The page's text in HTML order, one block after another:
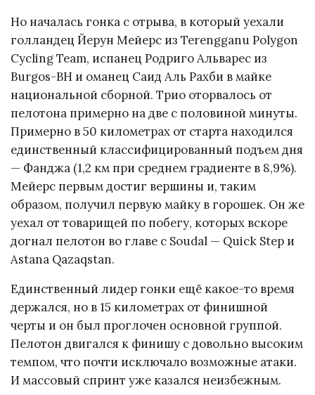
Но началась гонка с отрыва, в который уехали
голландец Йерун Мейерс из Terengganu Polygon
Cycling Team, испанец Родриго Альварес из
Burgos-BH и оманец Саид Аль Рахби в майке
национальной сборной. Трио оторвалось от
пелотона примерно на две с половиной минуты.
Примерно в 50 километрах от старта находился
единственный классифицированный подъем дня
— Фанджа (1,2 км при среднем градиенте в 8,9%).
Мейерс первым достиг вершины и, таким
образом, получил первую майку в горошек. Он же
уехал от товарищей по побегу, которых вскоре
догнал пелотон во главе с Soudal — Quick Step и
Astana Qazaqstan.
Единственный лидер гонки ещё какое-то время
держался, но в 15 километрах от финишной
черты и он был проглочен основной группой.
Пелотон двигался к финишу с довольно высоким
темпом, что почти исключало возможные атаки.
И массовый спринт уже казался неизбежным.